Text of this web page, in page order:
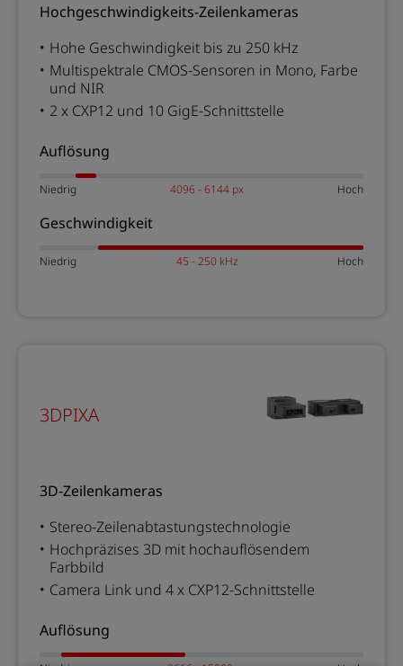
Hochgeschwindigkeits-Zeilenkameras
Hohe Geschwindigkeit bis zu 250 kHz
Multispektrale CMOS-Sensoren in Mono, Farbe
und NIR
2 x CXP12 und 10 GigE-Schnittstelle
Auflösung
Niedrig 4096 - 6144 px Hoch
Geschwindigkeit
Niedrig 45 - 250 kHz Hoch
3DPIXA
3D-Zeilenkameras
Stereo-Zeilenabtastungstechnologie
Hochpräzises 3D mit hochauflösendem
Farbbild
Camera Link und 4 x CXP12-Schnittstelle
Auflösung